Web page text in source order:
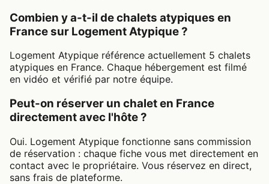
Combien y a-t-il de chalets atypiques en
France sur Logement Atypique ?
Logement Atypique référence actuellement 5 chalets
atypiques en France. Chaque hébergement est filmé
en vidéo et vérifié par notre équipe.
Peut-on réserver un chalet en France
directement avec l'hôte ?
Oui. Logement Atypique fonctionne sans commission
de réservation : chaque fiche vous met directement en
contact avec le propriétaire. Vous réservez en direct,
sans frais de plateforme.